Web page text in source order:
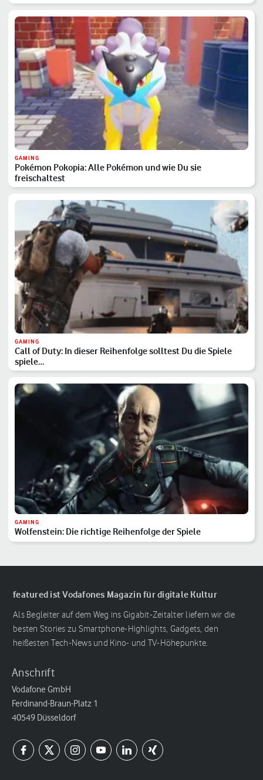
GAMING
Pokémon Pokopia: Alle Pokémon und wie Du sie
freischaltest
GAMING
Call of Duty: In dieser Reihenfolge solltest Du die Spiele
spiele…
GAMING
Wolfenstein: Die richtige Reihenfolge der Spiele
featured ist Vodafones Magazin für digitale Kultur
Als Begleiter auf dem Weg ins Gigabit-Zeitalter liefern wir die
besten Stories zu Smartphone-Highlights, Gadgets, den
heißesten Tech-News und Kino- und TV-Höhepunkte.
Anschrift
Vodafone GmbH
Ferdinand-Braun-Platz 1
40549 Düsseldorf